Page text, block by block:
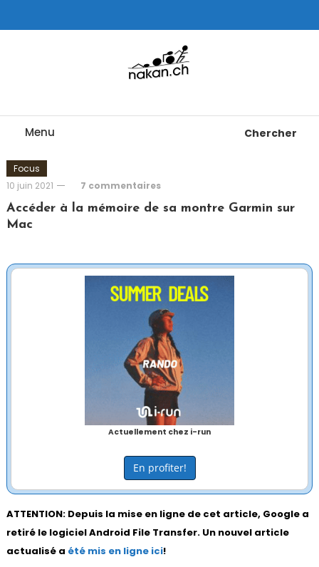
To
Menu Chercher
Focus
10 juin 2021
7 commentaires
Accéder à la mémoire de sa montre Garmin sur
Mac
Actuellement chez i-run
En profiter!
ATTENTION: Depuis la mise en ligne de cet article, Google a
retiré le logiciel Android File Transfer. Un nouvel article
actualisé a été mis en ligne ici!